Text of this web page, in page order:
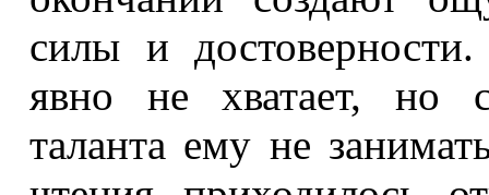
силы и достоверности.
явно не хватает, но
таланта ему не